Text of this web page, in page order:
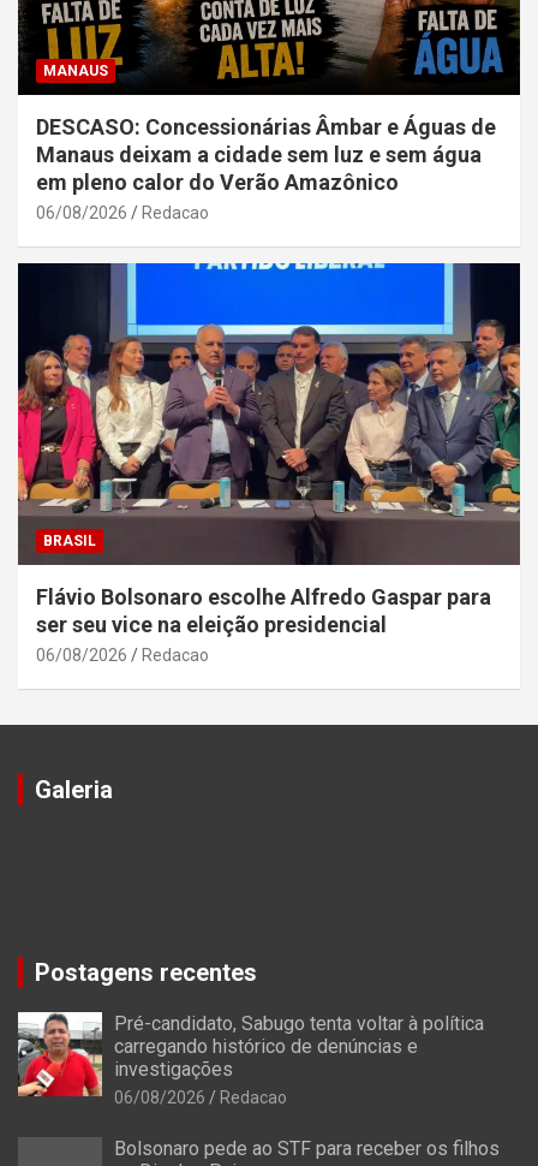
MANAUS
DESCASO: Concessionárias Âmbar e Águas de
Manaus deixam a cidade sem luz e sem água
em pleno calor do Verão Amazônico
06/08/2026 Redacao
BRASIL
Flávio Bolsonaro escolhe Alfredo Gaspar para
ser seu vice na eleição presidencial
06/08/2026 Redacao
Galeria
Postagens recentes
Pré-candidato, Sabugo tenta voltar à política
carregando histórico de denúncias e
investigações
06/08/2026 Redacao
Bolsonaro pede ao STF para receber os filhos